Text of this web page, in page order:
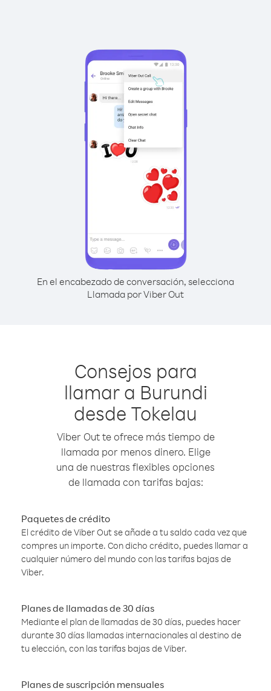
En el encabezado de conversación, selecciona
Llamada por Viber Out
Consejos para
llamar a Burundi
desde Tokelau
Viber Out te ofrece más tiempo de
llamada por menos dinero. Elige
una de nuestras flexibles opciones
de llamada con tarifas bajas:
Paquetes de crédito
El crédito de Viber Out se añade a tu saldo cada vez que
compres un importe. Con dicho crédito, puedes llamar a
cualquier número del mundo con las tarifas bajas de
Viber.
Planes de llamadas de 30 días
Mediante el plan de llamadas de 30 días, puedes hacer
durante 30 días llamadas internacionales al destino de
tu elección, con las tarifas bajas de Viber.
Planes de suscripción mensuales